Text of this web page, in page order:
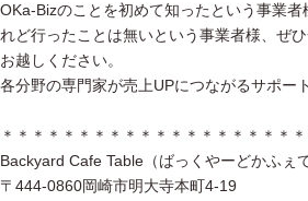
OKa-Bizのことを初めて知ったという事業
れど行ったことは無いという事業者様、ぜ
お越しください。
各分野の専門家が売上UPにつながるサポー
＊＊＊＊＊＊＊＊＊＊＊＊＊＊＊＊＊＊＊＊
Backyard Cafe Table（ばっくやーどかふぇ
〒444-0860岡崎市明大寺本町4-19